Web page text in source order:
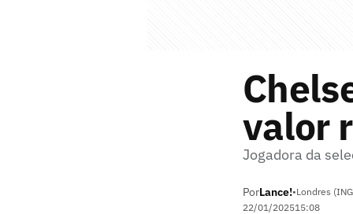
valor
Jogadora da
PorLance!•Londres
22/01/202515:08